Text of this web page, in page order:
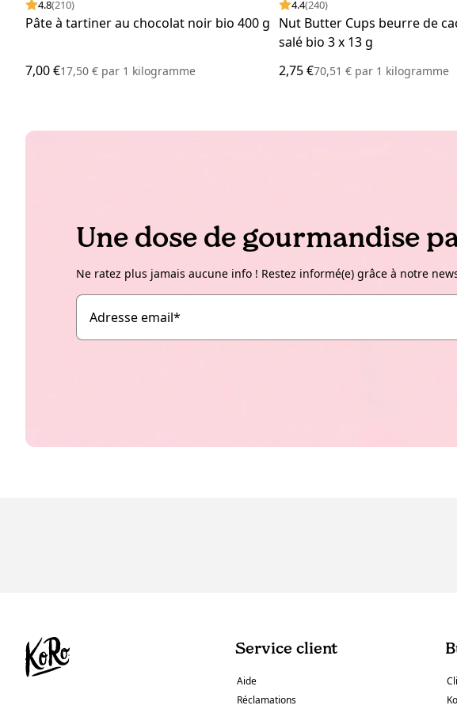
4.8(210)
Pâte à tartiner au chocolat noir bio 400 g
7,00 €17,50 € par 1 kilogramme
4.4(240)
Nut Butter Cups beurre de
salé bio 3 x 13 g
2,75 €70,51 € par 1 kilogramme
Une dose de gourmandise
Ne ratez plus jamais aucune info ! Restez informé(e) grâce à notre
Adresse email*
Service client
Aide
Réclamations